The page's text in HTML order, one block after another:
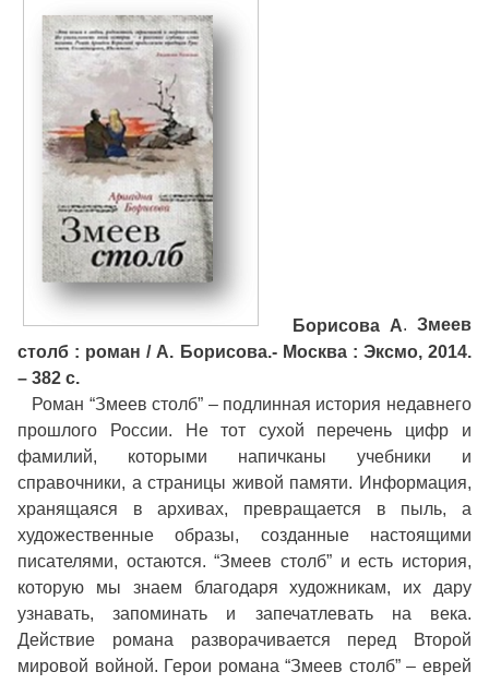
Борисова А. Змеев
столб : роман / А. Борисова.- Москва : Эксмо, 2014.
– 382 с.
Роман “Змеев столб” – подлинная история недавнего
прошлого России. Не тот сухой перечень цифр и
фамилий, которыми напичканы учебники и
справочники, а страницы живой памяти. Информация,
хранящаяся в архивах, превращается в пыль, а
художественные образы, созданные настоящими
писателями, остаются. “Змеев столб” и есть история,
которую мы знаем благодаря художникам, их дару
узнавать, запоминать и запечатлевать на века.
Действие романа разворачивается перед Второй
мировой войной. Герои романа “Змеев столб” – еврей